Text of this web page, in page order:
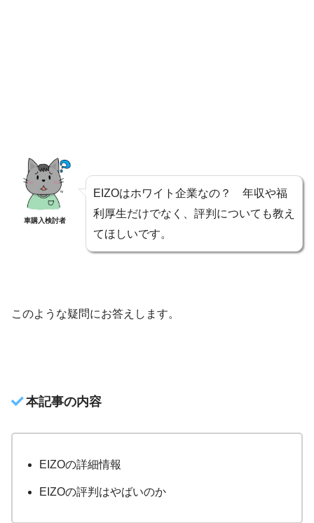
車購入検討者
EIZOはホワイト企業なの？ 年収や福
利厚生だけでなく、評判についても教え
てほしいです。
このような疑問にお答えします。
本記事の内容
EIZOの詳細情報
EIZOの評判はやばいのか